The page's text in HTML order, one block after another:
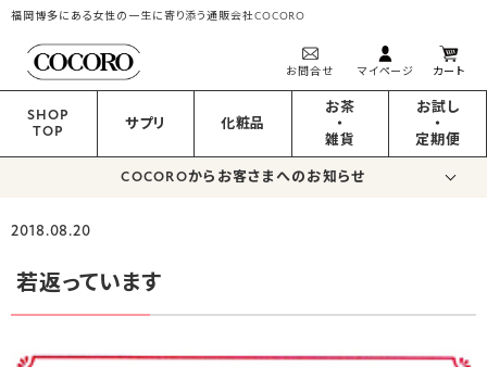
福岡博多にある女性の一生に寄り添う通販会社COCORO
お問合せ マイページ カート
SHOP
TOP
サプリ 化粧品
お茶
・
雑貨
お試し
・
定期便
COCOROからお客さまへのお知らせ
2018.08.20
若返っています